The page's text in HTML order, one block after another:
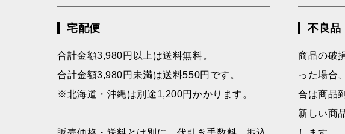
宅配便
合計金額3,980円以上は送料無料。
合計金額3,980円未満は送料550円です。
※北海道・沖縄は別途1,200円かかります。
不良品
商品の破
った場合
合は商品
新しい商